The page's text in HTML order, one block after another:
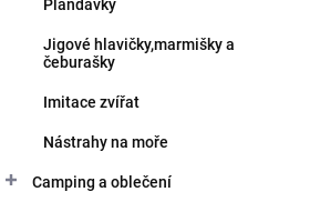
Plandavky
Jigové hlavičky,marmišky a
čeburašky
Imitace zvířat
Nástrahy na moře
Camping a oblečení